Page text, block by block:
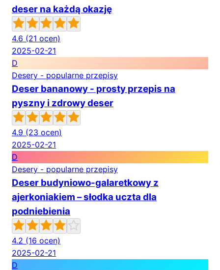
deser na każdą okazję
4.6 (21 ocen)
2025-02-21
D
Desery - popularne przepisy
Deser bananowy - prosty przepis na
pyszny i zdrowy deser
4.9 (23 ocen)
2025-02-21
D
Desery - popularne przepisy
Deser budyniowo-galaretkowy z
ajerkoniakiem – słodka uczta dla
podniebienia
4.2 (16 ocen)
2025-02-21
D